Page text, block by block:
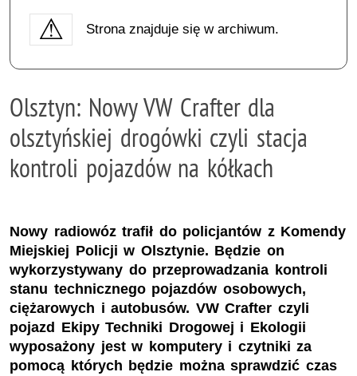
Strona znajduje się w archiwum.
Olsztyn: Nowy VW Crafter dla
olsztyńskiej drogówki czyli stacja
kontroli pojazdów na kółkach
Nowy radiowóz trafił do policjantów z Komendy
Miejskiej Policji w Olsztynie. Będzie on
wykorzystywany do przeprowadzania kontroli
stanu technicznego pojazdów osobowych,
ciężarowych i autobusów. VW Crafter czyli
pojazd Ekipy Techniki Drogowej i Ekologii
wyposażony jest w komputery i czytniki za
pomocą których będzie można sprawdzić czas